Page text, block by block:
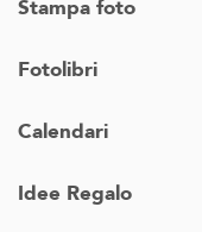
Stampa foto
Fotolibri
Calendari
Idee Regalo